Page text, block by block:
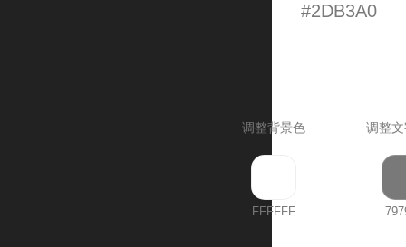
#2DB3A0
调整背景色 调整